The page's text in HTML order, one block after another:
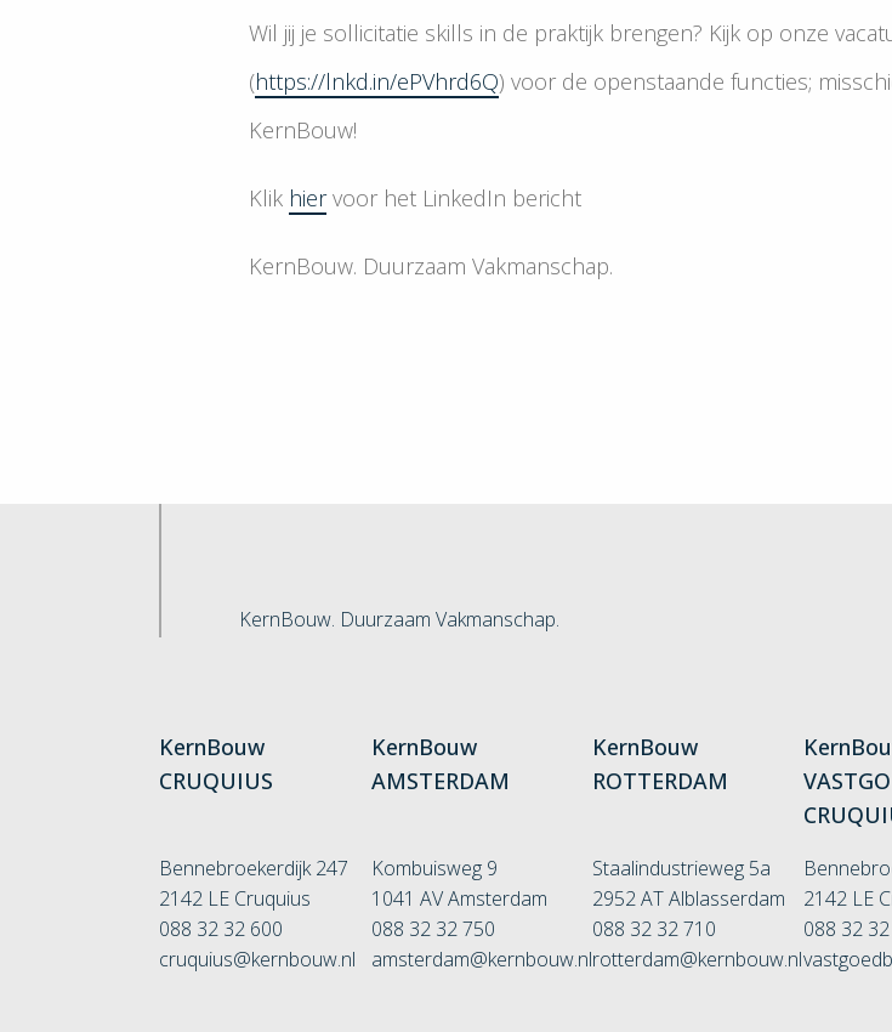
Wil jij je sollicitatie skills in de praktijk brengen? Kijk op onze
(https://lnkd.in/ePVhrd6Q) voor de openstaande functies;
KernBouw!
Klik hiervoor het LinkedIn bericht
KernBouw. Duurzaam Vakmanschap.
KernBouw. Duurzaam Vakmanschap.
KernBouw
CRUQUIUS
Bennebroekerdijk 247
2142 LE Cruquius
088 32 32 600
cruquius@kernbouw.nl
KernBouw
AMSTERDAM
Kombuisweg 9
1041 AV Amsterdam
088 32 32 750
amsterdam@kernbouw.nl
KernBouw
ROTTERDAM
Staalindustrieweg 5a
2952 AT Alblasserdam
088 32 32 710
rotterdam@kernbouw.nl
2142 LE
088 32